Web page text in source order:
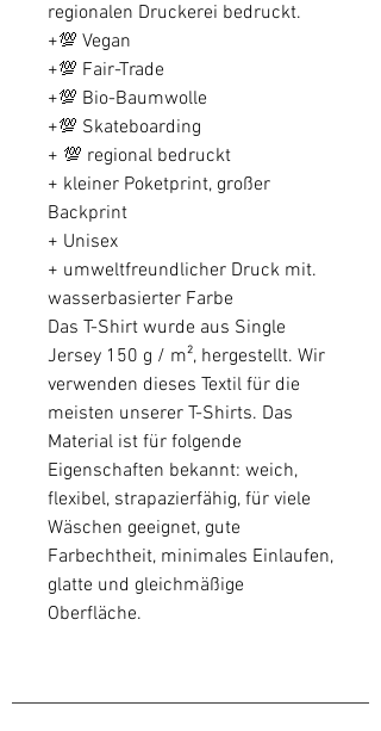
regionalen Druckerei bedruckt.
+💯 Vegan
+💯 Fair-Trade
+💯 Bio-Baumwolle
+💯 Skateboarding
+ 💯 regional bedruckt
+ kleiner Poketprint, großer
Backprint
+ Unisex
+ umweltfreundlicher Druck mit.
wasserbasierter Farbe
Das T-Shirt wurde aus Single
Jersey 150 g / m², hergestellt. Wir
verwenden dieses Textil für die
meisten unserer T-Shirts. Das
Material ist für folgende
Eigenschaften bekannt: weich,
flexibel, strapazierfähig, für viele
Wäschen geeignet, gute
Farbechtheit, minimales Einlaufen,
glatte und gleichmäßige
Oberfläche.